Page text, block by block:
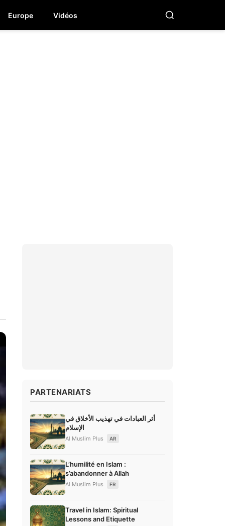
Europe Vidéos
PARTENARIATS
أثر العبادات في تهذيب الأخلاق في
الإسلام
Al Muslim Plus AR
L’humilité en Islam :
s’abandonner à Allah
Al Muslim Plus FR
Travel in Islam: Spiritual
Lessons and Etiquette